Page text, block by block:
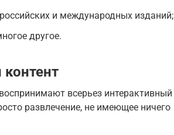
и международных изданий;
другое.
всерьез интерактивный
развлечение, не имеющее ничего